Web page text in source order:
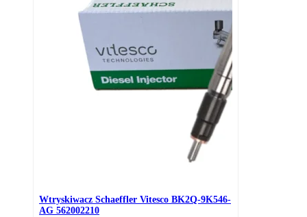
Wtryskiwacz Schaeffler Vitesco BK2Q-9K546-
AG 562002210